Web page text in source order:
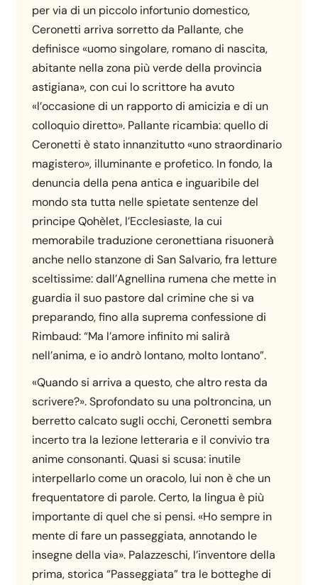
per via di un piccolo infortunio domestico,
Ceronetti arriva sorretto da Pallante, che
definisce «uomo singolare, romano di nascita,
abitante nella zona più verde della provincia
astigiana», con cui lo scrittore ha avuto
«l’occasione di un rapporto di amicizia e di un
colloquio diretto». Pallante ricambia: quello di
Ceronetti è stato innanzitutto «uno straordinario
magistero», illuminante e profetico. In fondo, la
denuncia della pena antica e inguaribile del
mondo sta tutta nelle spietate sentenze del
principe Qohèlet, l’Ecclesiaste, la cui
memorabile traduzione ceronettiana risuonerà
anche nello stanzone di San Salvario, fra letture
sceltissime: dall’Agnellina rumena che mette in
guardia il suo pastore dal crimine che si va
preparando, fino alla suprema confessione di
Rimbaud: “Ma l’amore infinito mi salirà
nell’anima, e io andrò lontano, molto lontano”.
«Quando si arriva a questo, che altro resta da
scrivere?». Sprofondato su una poltroncina, un
berretto calcato sugli occhi, Ceronetti sembra
incerto tra la lezione letteraria e il convivio tra
anime consonanti. Quasi si scusa: inutile
interpellarlo come un oracolo, lui non è che un
frequentatore di parole. Certo, la lingua è più
importante di quel che si pensi. «Ho sempre in
mente di fare un passeggiata, annotando le
insegne della via». Palazzeschi, l’inventore della
prima, storica “Passeggiata” tra le botteghe di